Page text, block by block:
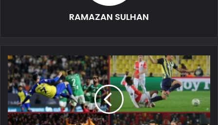
RAMAZAN SULHAN